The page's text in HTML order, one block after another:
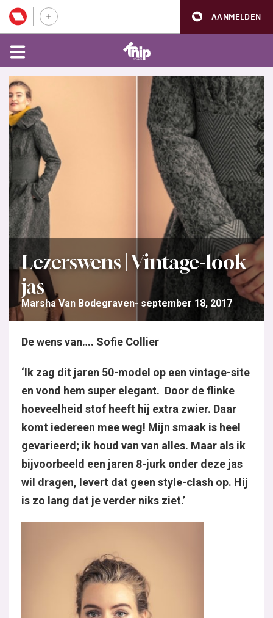
AANMELDEN
Lezerswens | Vintage-look
jas
Marsha Van Bodegraven september 18, 2017
De wens van…. Sofie Collier
‘Ik zag dit jaren 50-model op een vintage-site
en vond hem super elegant. Door de flinke
hoeveelheid stof heeft hij extra zwier. Daar
komt iedereen mee weg! Mijn smaak is heel
gevarieerd; ik houd van van alles. Maar als ik
bijvoorbeeld een jaren 8-jurk onder deze jas
wil dragen, levert dat geen style-clash op. Hij
is zo lang dat je verder niks ziet.’